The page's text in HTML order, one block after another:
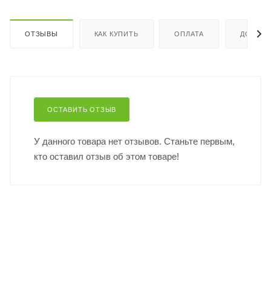
ОТЗЫВЫ КАК КУПИТЬ ОПЛАТА
ОСТАВИТЬ ОТЗЫВ
У данного товара нет отзывов. Станьте первым,
кто оставил отзыв об этом товаре!